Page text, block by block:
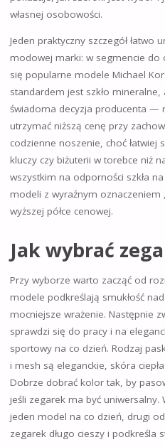
własnej osobowości.
Jeden praktyczny szczegół łatwo
modowej marki: w segmencie do
się popularne modele Michael
standardem jest szkło
świadoma decyzja producenta —
utrzymać niższą cenę przy
codzienne noszenie, choć
kluczy czy biżuterii w torebce niż
wszystkim na odporności szkła
modeli z wyraźnym oznaczeniem
wyższej półce cenowej.
Jak wybrać
Przy wyborze warto zacząć od
modele podkreślają smukłość
mocniejsze wrażenie. Następnie
sprawdzi się do pracy i na
sportowy na co dzień. Rodzaj
i mesh są eleganckie, skóra
Dobrze dobrać kolor tak, by
jeśli zegarek ma być
jeden model na co dzień, drugi
zegarek długo cieszy i podkreśla